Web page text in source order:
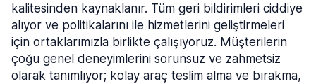
kalitesinden kaynaklanır. Tüm geri bildirimleri ciddiye
alıyor ve politikalarını ile hizmetlerini geliştirmeleri
için ortaklarımızla birlikte çalışıyoruz. Müşterilerin
çoğu genel deneyimlerini sorunsuz ve zahmetsiz
olarak tanımlıyor; kolay araç teslim alma ve bırakma,